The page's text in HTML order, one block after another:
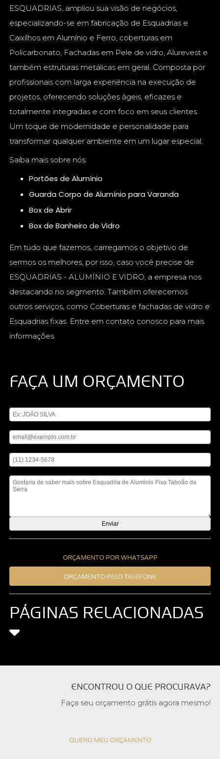
ESQUADRIAS, ampliou sua visão de negócios,
especializando-se em fabricação de Esquadrias e
Caixilhos em Alumínio e Ferro, coberturas em
Policarbonato, Fachadas em Pele de vidro, Alurevest e
também estruturas metálicas em geral. Composta por
profissionais com larga experiência na execução de
projetos, oferecendo soluções ágeis, eficazes e
totalmente integradas e com foco em seus clientes.
Um toque de modernidade e personalidade para
transformar qualquer ambiente em um lugar especial.
Saiba mais sobre nós:
Portões de Alumínio
Guarda Corpo de Alumínio para Varanda
Box de Abrir
Box de Banheiro de Vidro
Em tudo que fazemos, carregamos o objetivo de
sermos os melhores, por isso, caso você precise de
ESQUADRIAS - ALUMÍNIO E VIDRO, a empresa nos
destacando no segmento. Também oferecemos
outros serviços, como Coberturas e fachadas de vidro e
Esquadrias fixas. Entre em contato conosco para mais
informações.
FAÇA UM ORÇAMENTO
ORÇAMENTO POR WHATSAPP
ORÇAMENTO PELO TELEFONE
PÁGINAS RELACIONADAS
ENCONTROU O QUE PROCURAVA?
Faça seu orçamento grátis agora mesmo!
QUERO MEU ORÇAMENTO